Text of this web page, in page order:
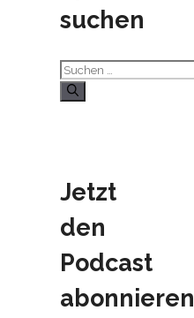
suchen
Suchen
nach:
Jetzt
den
Podcast
abonnieren